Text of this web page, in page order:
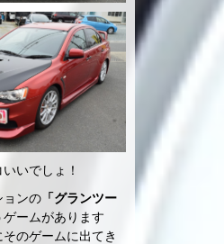
いでしょ！
ョンの 「グランツー
ゲームがあります
のゲームに出てき